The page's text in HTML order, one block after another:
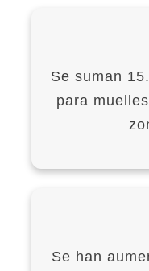
Se suman
para
Se han